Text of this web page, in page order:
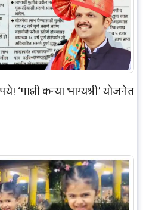
‘माझी कन्या भाग्यश्री’ योजनेत